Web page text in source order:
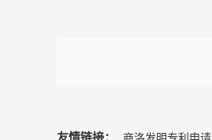
友情链接：